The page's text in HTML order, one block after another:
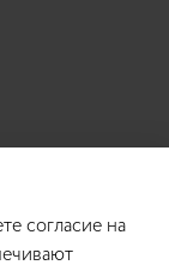
согласие на